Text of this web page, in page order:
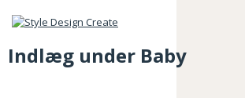
Indlæg under Baby